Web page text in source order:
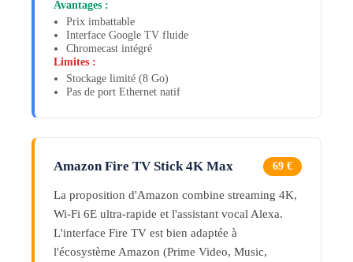
Avantages :
Prix imbattable
Interface Google TV fluide
Chromecast intégré
Limites :
Stockage limité (8 Go)
Pas de port Ethernet natif
Amazon Fire TV Stick 4K Max 69 €
La proposition d'Amazon combine streaming 4K,
Wi-Fi 6E ultra-rapide et l'assistant vocal Alexa.
L'interface Fire TV est bien adaptée à
l'écosystème Amazon (Prime Video, Music,